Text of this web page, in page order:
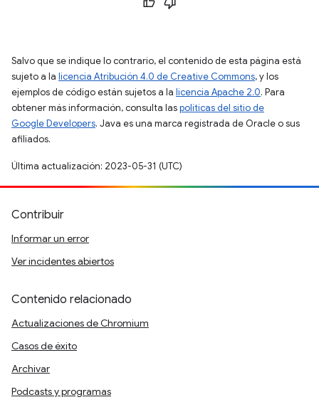
Salvo que se indique lo contrario, el contenido de esta página está
sujeto a la licencia Atribución 4.0 de Creative Commons, y los
ejemplos de código están sujetos a la licencia Apache 2.0. Para
obtener más información, consulta laspolíticas del sitio de
Google Developers. Java es una marca registrada de Oracle o sus
afiliados.
Última actualización: 2023-05-31 (UTC)
Contribuir
Informar un error
Ver incidentes abiertos
Contenido relacionado
Actualizaciones de Chromium
Casos de éxito
Archivar
Podcasts y programas